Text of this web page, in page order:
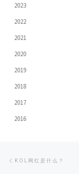
2023
2022
2021
2020
2019
2018
2017
2016
navigation
KOL网红是什么？